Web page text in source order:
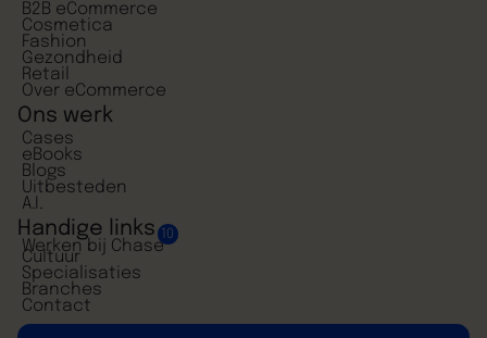
B2B eCommerce
Cosmetica
Fashion
Gezondheid
Retail
Over eCommerce
Ons werk
Cases
eBooks
Blogs
Uitbesteden
A.I.
Handige links
Werken bij Chase
10
Cultuur
Specialisaties
Branches
Contact